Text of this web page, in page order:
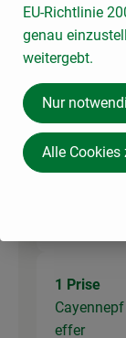
1 Prise
Rosmarin
Auswahl
1 Prise
Cayennepf
effer
EU-Richtlinie
genau
weitergebt.
Nur
Alle Cookies